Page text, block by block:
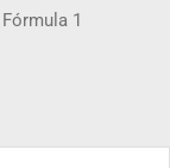
1